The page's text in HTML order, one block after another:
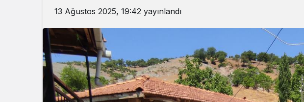
13 Ağustos 2025, 19:42 yayınlandı